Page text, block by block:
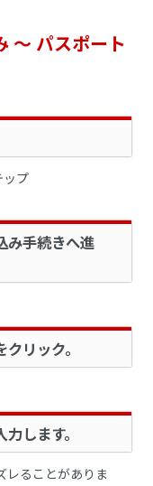
～ パスポート
み手続きへ進
リック。
します。
ることがありま